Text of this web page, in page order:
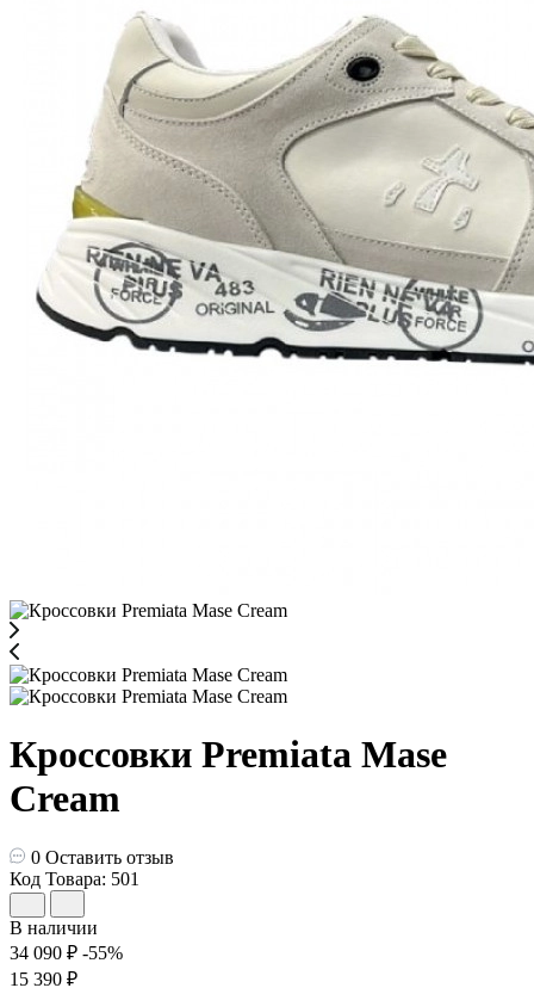
Кроссовки Premiata Mase
Cream
0 Оставить отзыв
Код Товара: 501
В наличии
34 090 ₽ -55%
15 390 ₽